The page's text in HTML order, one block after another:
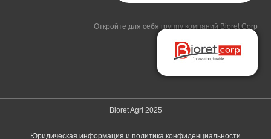
Откройте для себя группу компаний Bioret Corp
Bioret Agri 2025
Юридическая информация и политика конфиденциальности